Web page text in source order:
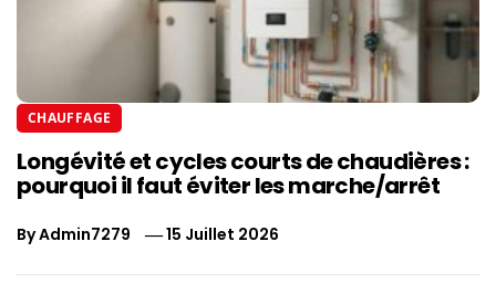
CHAUFFAGE
Longévité et cycles courts de chaudières :
pourquoi il faut éviter les marche/arrêt
ByAdmin7279 15 Juillet 2026